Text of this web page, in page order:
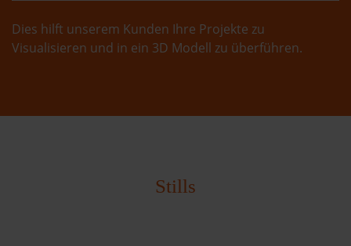
Dies hilft unserem Kunden Ihre Projekte zu
Visualisieren und in ein 3D Modell zu überführen.
Stills